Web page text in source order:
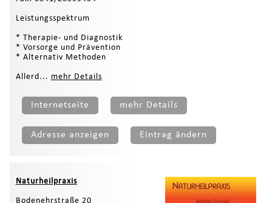
Leistungsspektrum
* Therapie- und Diagnostik
* Vorsorge und Prävention
* Alternativ Methoden
Allerd... mehr Details
Internetseite mehr Details
Adresse anzeigen Eintrag ändern
Naturheilpraxis
Bodenehrstraße 20